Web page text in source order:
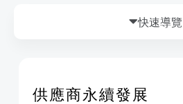
供應商永續發展